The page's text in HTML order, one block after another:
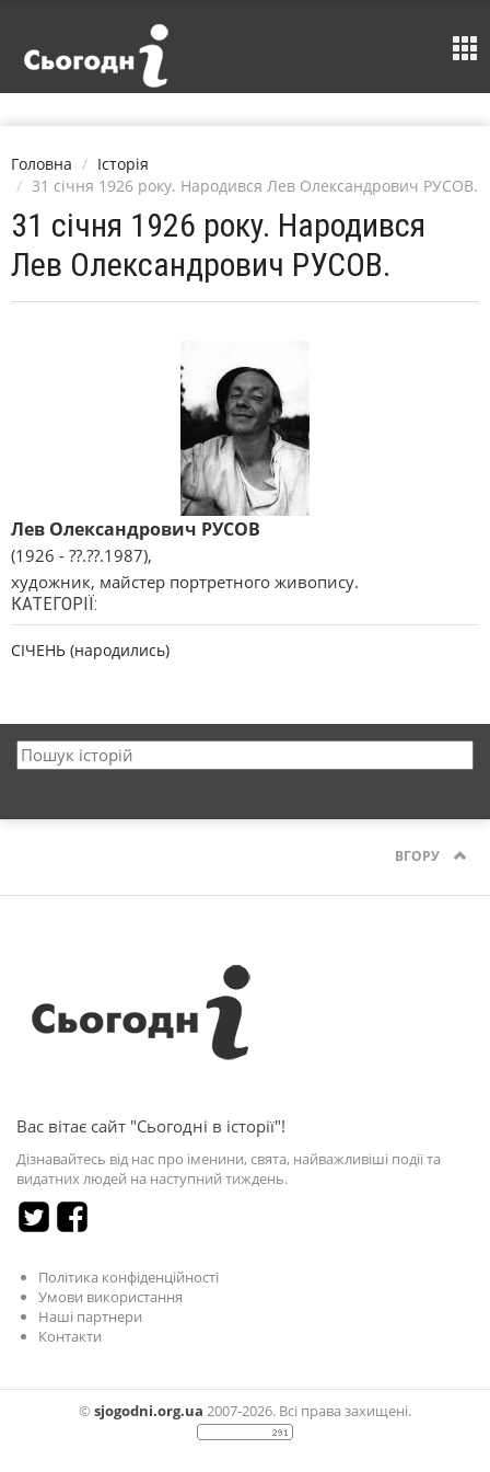
Головна
Історія
31 січня 1926 року. Народився Лев Олександрович РУСОВ.
31 січня 1926 року. Народився
Лев Олександрович РУСОВ.
Лев Олександрович РУСОВ
(1926 - ??.??.1987),
художник, майстер портретного живопису.
КАТЕГОРІЇ:
СІЧЕНЬ (народились)
ВГОРУ
Вас вітає сайт "Сьогодні в історії"!
Дізнавайтесь від нас про іменини, свята, найважливіші події та
видатних людей на наступний тиждень.
Політика конфіденційності
Умови використання
Наші партнери
Контакти
© sjogodni.org.ua 2007-2026. Всі права захищені.